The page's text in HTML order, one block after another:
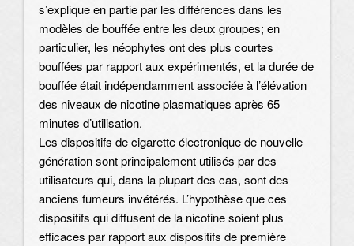
s’explique en partie par les différences dans les
modèles de bouffée entre les deux groupes; en
particulier, les néophytes ont des plus courtes
bouffées par rapport aux expérimentés, et la durée de
bouffée était indépendamment associée à l’élévation
des niveaux de nicotine plasmatiques après 65
minutes d’utilisation.
Les dispositifs de cigarette électronique de nouvelle
génération sont principalement utilisés par des
utilisateurs qui, dans la plupart des cas, sont des
anciens fumeurs invétérés. L’hypothèse que ces
dispositifs qui diffusent de la nicotine soient plus
efficaces par rapport aux dispositifs de première